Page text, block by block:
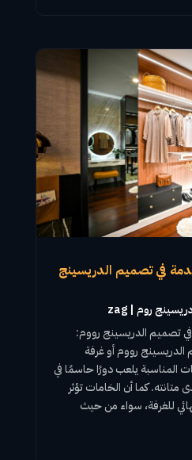
في تصميم الدريسينج
zag دريسينج روم
تصميم الدريسينج رووم:
روومأوغرفة
المناسبة يلعب دورًا حاسمًا في
كما أن الخامات تؤثر
للغرفة، سواء من حيث